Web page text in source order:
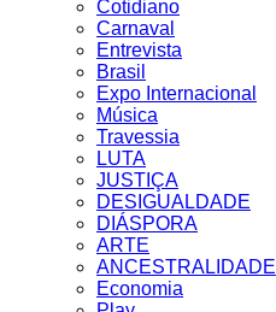
Cotidiano
Carnaval
Entrevista
Brasil
Expo Internacional
Música
Travessia
LUTA
JUSTIÇA
DESIGUALDADE
DIÁSPORA
ARTE
ANCESTRALIDADE
Economia